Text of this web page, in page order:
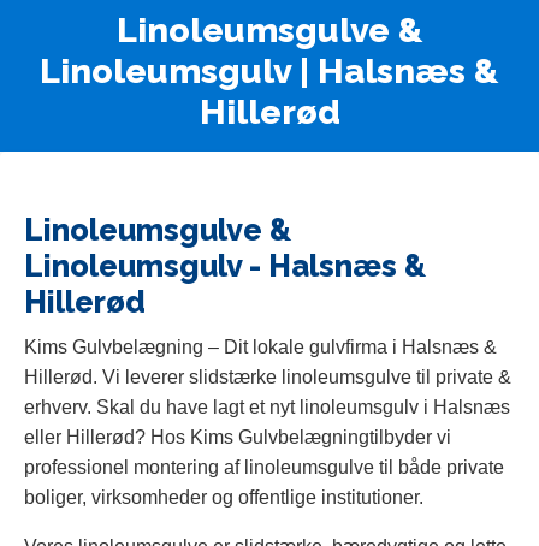
Linoleumsgulve &
Linoleumsgulv | Halsnæs &
Hillerød
Linoleumsgulve &
Linoleumsgulv - Halsnæs &
Hillerød
Kims Gulvbelægning – Dit lokale gulvfirma i Halsnæs &
Hillerød. Vi leverer slidstærke linoleumsgulve til private &
erhverv. Skal du have lagt et nyt linoleumsgulv i Halsnæs
eller Hillerød? Hos Kims Gulvbelægningtilbyder vi
professionel montering af linoleumsgulve til både private
boliger, virksomheder og offentlige institutioner.